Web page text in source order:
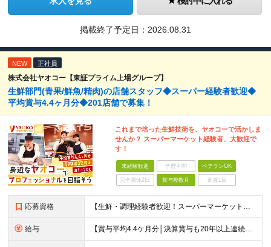
掲載終了予定日： 2026.08.31
NEW 正社員
株式会社ヤオコー【東証プライム上場グループ】
生鮮部門(青果/鮮魚/精肉)の店舗スタッフ◆スーパー経験者歓迎◆
平均賞与4.4ヶ月分◆201店舗で募集！
これまで培った生鮮技術を、ヤオコーで活かしま
せんか？ スーパーマーケット経験者、大歓迎で
す！
未経験歓迎 学歴不問 ベテランOK
完全週休2日 賞与複数月 面接1回
応募資格 【生鮮・調理経験者歓迎！スーパーマーケット経験者は特に歓迎します◎】 ◆高卒以上 ◆いずれかのご経験をお持ちの方 ・スーパーの生鮮売場（鮮魚・精肉・青果）での勤務経験がある方 ・鮮魚専門店や精肉専門店
給与 【賞与平均4.4ケ月分│決算賞与も20年以上連続で支給中！】 ◆月給：258,400円～418,000円＋残業代＋各種手当 ※給与は前職での経験、スキルを考慮し、決定します ※残業代は全額支給します